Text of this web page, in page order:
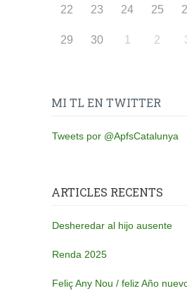
22 23 24 25
29 30 1 2
MI TL EN TWITTER
Tweets por @ApfsCatalunya
ARTICLES RECENTS
Desheredar al hijo ausente
Renda 2025
Feliç Any Nou / feliz Año